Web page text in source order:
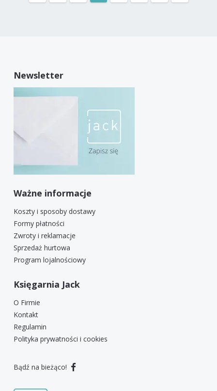
Newsletter
Ważne informacje
Koszty i sposoby dostawy
Formy płatności
Zwroty i reklamacje
Sprzedaż hurtowa
Program lojalnościowy
Księgarnia Jack
O Firmie
Kontakt
Regulamin
Polityka prywatności i cookies
Bądź na bieżąco!